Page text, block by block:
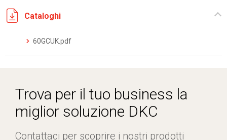
Cataloghi
60GCUK.pdf
Trova per il tuo business la
miglior soluzione DKC
Contattaci per scoprire i nostri prodotti